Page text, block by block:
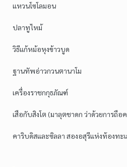
แหวนโซโลมอน
ปลาทูไหม้
วิธีแก้หม้อหุงข้าวบูด
ฐานทัพอ่าวกวนตานาโม
เครื่องราชกกุธภัณฑ์
เสือกับสิงโต (มาลุตชาดก ว่าด้วยการถื
คาริบดิสและซิลลา สองอสุรีแห่งท้องทะเ